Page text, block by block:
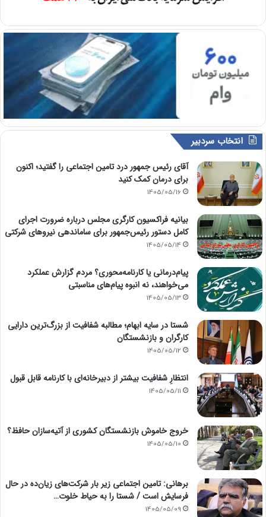
انتخاب سردبیر
آقای رئیس جمهور درد تامین اجتماعی را گفتید؛ اکنون
برای درمان کمک کنید
1405/05/16
بیانیه فراکسیون کارگری مجلس درباره ضرورت اجرای
کامل دستور رئیس‌جمهور برای ساماندهی نیروهای شرکتی
1405/05/14
پیام‌درمانی یا کارنامه‌محوری؟ مردم گزارش عملکرد
می‌خواهند، نه انبوه پیام‌های مناسبتی
1405/05/13
شستا در سایه ابهام؛ مطالبه شفافیت از بزرگ‌ترین دارایی
کارگران و بازنشستگان
1405/05/12
انتظارِ شفافیت بیشتر از دبیرخانه‌ای با کارنامه قابل قبول
1405/05/11
خروج خاموش بازنشستگان کشوری از آتیه‌سازان حافظ؟
1405/05/10
برهانی: تامین اجتماعی زیر بار شرکت‌های زیان‌ده در حال
فرسایش است / شستا را به حیاط خلوت…
1405/05/09